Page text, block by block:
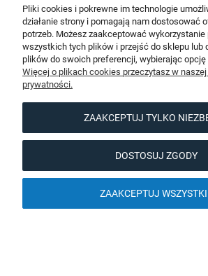
POKAŻ PEŁNĄ WERSJĘ
Sklep internetowy
Pliki cookies i pokrewne im technologie
działanie strony i pomagają nam dostosować
potrzeb. Możesz zaakceptować wykorzystanie
wszystkich tych plików i przejść do sklepu lub
plików do swoich preferencji, wybierając opcję
Więcej o plikach cookies przeczytasz w
prywatności.
ZAAKCEPTUJ TYLKO
DOSTOSUJ ZGODY
ZAAKCEPTUJ